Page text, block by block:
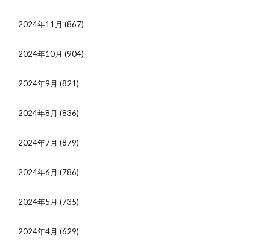
2024年11月 (867)
2024年10月 (904)
2024年9月 (821)
2024年8月 (836)
2024年7月 (879)
2024年6月 (786)
2024年5月 (735)
2024年4月 (629)